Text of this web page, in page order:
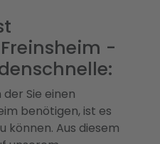
-
Sie einen
benötigen, ist es
können. Aus diesem